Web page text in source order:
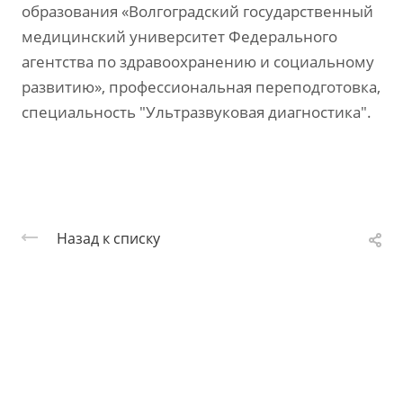
образования «Волгоградский государственный
медицинский университет Федерального
агентства по здравоохранению и социальному
развитию», профессиональная переподготовка,
специальность "Ультразвуковая диагностика".
Назад к списку